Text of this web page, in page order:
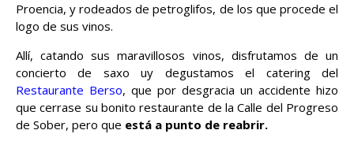
Proencia, y rodeados de petroglifos, de los que procede el
logo de sus vinos.
Allí, catando sus maravillosos vinos, disfrutamos de un
concierto de saxo uy degustamos el catering del
Restaurante Berso, que por desgracia un accidente hizo
que cerrase su bonito restaurante de la Calle del Progreso
de Sober, pero que está a punto de reabrir.